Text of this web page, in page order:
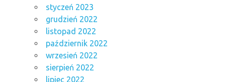
styczeń 2023
grudzień 2022
listopad 2022
październik 2022
wrzesień 2022
sierpień 2022
lipiec 2022